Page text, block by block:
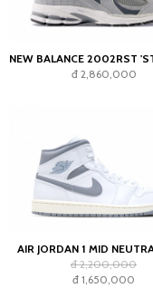
đ 2,860,000
AIR JORDAN 1 MID
đ 2,200,000
đ 1,650,000